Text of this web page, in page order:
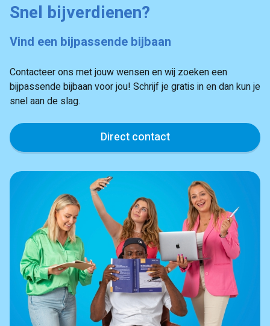
Snel bijverdienen?
Vind een bijpassende bijbaan
Contacteer ons met jouw wensen en wij zoeken een
bijpassende bijbaan voor jou! Schrijf je gratis in en dan kun je
snel aan de slag.
Direct contact